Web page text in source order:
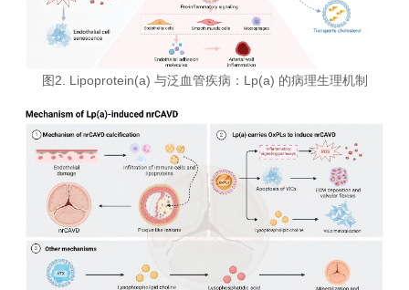
图2. Lipoprotein(a) 与泛血管疾病：Lp(a) 的病理生理机制